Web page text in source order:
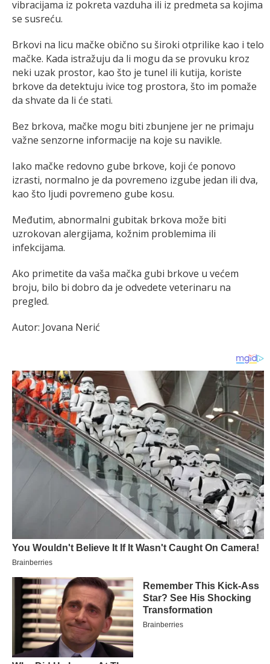
vibracijama iz pokreta vazduha ili iz predmeta sa kojima
se susreću.
Brkovi na licu mačke obično su široki otprilike kao i telo
mačke. Kada istražuju da li mogu da se provuku kroz
neki uzak prostor, kao što je tunel ili kutija, koriste
brkove da detektuju ivice tog prostora, što im pomaže
da shvate da li će stati.
Bez brkova, mačke mogu biti zbunjene jer ne primaju
važne senzorne informacije na koje su navikle.
Iako mačke redovno gube brkove, koji će ponovo
izrasti, normalno je da povremeno izgube jedan ili dva,
kao što ljudi povremeno gube kosu.
Međutim, abnormalni gubitak brkova može biti
uzrokovan alergijama, kožnim problemima ili
infekcijama.
Ako primetite da vaša mačka gubi brkove u većem
broju, bilo bi dobro da je odvedete veterinaru na
pregled.
Autor: Jovana Nerić